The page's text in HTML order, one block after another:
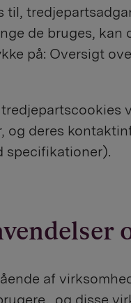
til,
de bruges, kan
på: Oversigt
og deres
specifikationer).
af
, og disse